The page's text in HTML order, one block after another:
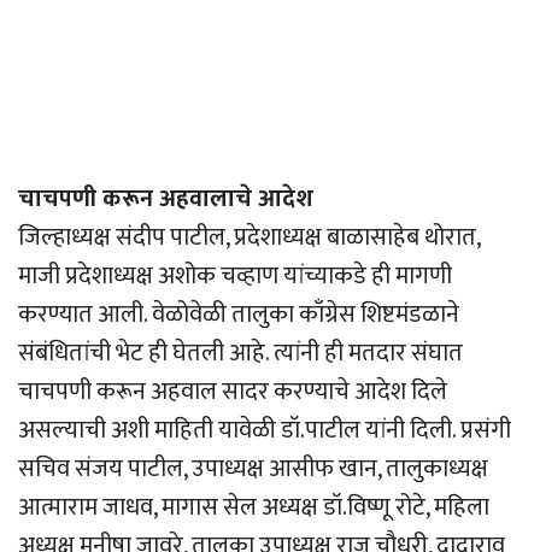
चाचपणी करून अहवालाचे आदेश
जिल्हाध्यक्ष संदीप पाटील, प्रदेशाध्यक्ष बाळासाहेब थोरात,
माजी प्रदेशाध्यक्ष अशोक चव्हाण यांच्याकडे ही मागणी
करण्यात आली. वेळोवेळी तालुका काँग्रेस शिष्टमंडळाने
संबंधितांची भेट ही घेतली आहे. त्यांनी ही मतदार संघात
चाचपणी करून अहवाल सादर करण्याचे आदेश दिले
असल्याची अशी माहिती यावेळी डॉ.पाटील यांनी दिली. प्रसंगी
सचिव संजय पाटील, उपाध्यक्ष आसीफ खान, तालुकाध्यक्ष
आत्माराम जाधव, मागास सेल अध्यक्ष डॉ.विष्णू रोटे, महिला